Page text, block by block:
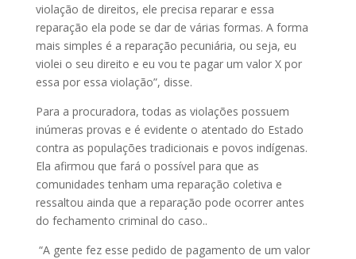
violação de direitos, ele precisa reparar e essa
reparação ela pode se dar de várias formas. A forma
mais simples é a reparação pecuniária, ou seja, eu
violei o seu direito e eu vou te pagar um valor X por
essa por essa violação”, disse.
Para a procuradora, todas as violações possuem
inúmeras provas e é evidente o atentado do Estado
contra as populações tradicionais e povos indígenas.
Ela afirmou que fará o possível para que as
comunidades tenham uma reparação coletiva e
ressaltou ainda que a reparação pode ocorrer antes
do fechamento criminal do caso..
“A gente fez esse pedido de pagamento de um valor